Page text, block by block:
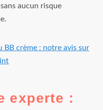
aucun risque
BB crème : notre avis sur
experte :